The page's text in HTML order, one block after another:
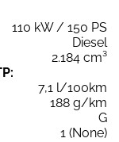
110 kW / 150 PS
Diesel
2.184 cm³
7,1 l/100km
188 g/km
G
1 (None)